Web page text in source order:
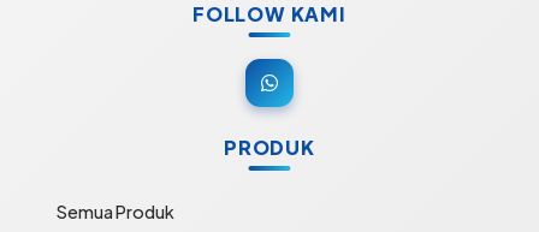
FOLLOW KAMI
PRODUK
Semua Produk